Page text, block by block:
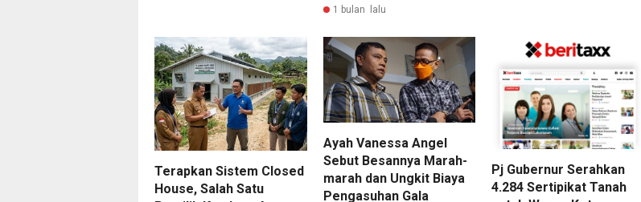
1 bulan lalu
Terapkan Sistem Closed
House, Salah Satu
Ayah Vanessa Angel
Sebut Besannya Marah-
marah dan Ungkit Biaya
Pengasuhan Gala
Pj Gubernur Serahkan
4.284 Sertipikat Tanah